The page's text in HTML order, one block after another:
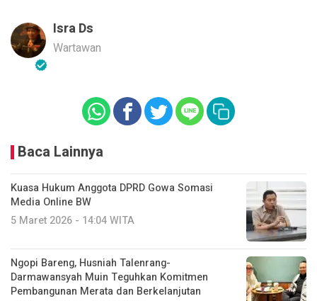
Isra Ds
Wartawan
Baca Lainnya
Kuasa Hukum Anggota DPRD Gowa Somasi
Media Online BW
5 Maret 2026 - 14:04 WITA
Ngopi Bareng, Husniah Talenrang-
Darmawansyah Muin Teguhkan Komitmen
Pembangunan Merata dan Berkelanjutan